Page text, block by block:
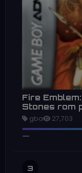
Fire
Stones rom
gba 27,703
3